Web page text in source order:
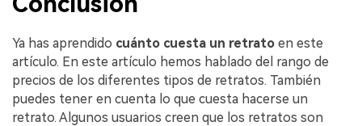
Ya has aprendido cuánto cuesta un retrato en este
artículo. En este artículo hemos hablado del rango de
precios de los diferentes tipos de retratos. También
puedes tener en cuenta lo que cuesta hacerse un
retrato. Algunos usuarios creen que los retratos son